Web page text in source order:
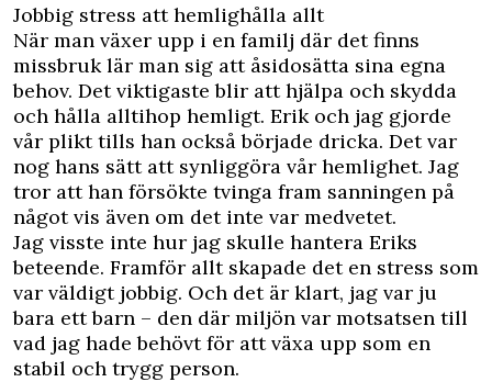
Jobbig stress att hemlighålla allt
När man växer upp i en familj där det finns
missbruk lär man sig att åsidosätta sina egna
behov. Det viktigaste blir att hjälpa och skydda
och hålla alltihop hemligt. Erik och jag gjorde
vår plikt tills han också började dricka. Det var
nog hans sätt att synliggöra vår hemlighet. Jag
tror att han försökte tvinga fram sanningen på
något vis även om det inte var medvetet.
Jag visste inte hur jag skulle hantera Eriks
beteende. Framför allt skapade det en stress som
var väldigt jobbig. Och det är klart, jag var ju
bara ett barn – den där miljön var motsatsen till
vad jag hade behövt för att växa upp som en
stabil och trygg person.